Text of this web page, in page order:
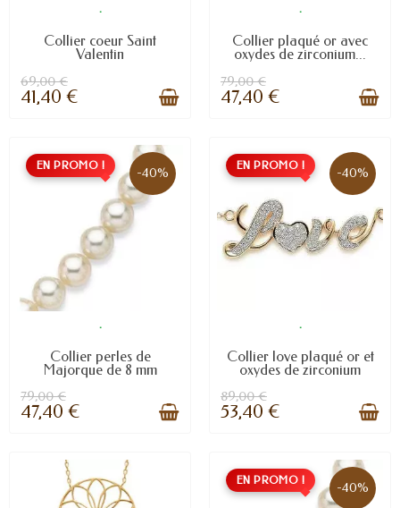
.
Collier coeur Saint
Valentin
69,00 €
41,40 €
.
Collier plaqué or avec
oxydes de zirconium...
79,00 €
47,40 €
EN PROMO ! -40%
.
Collier perles de
Majorque de 8 mm
79,00 €
47,40 €
EN PROMO ! -40%
.
Collier love plaqué or et
oxydes de zirconium
89,00 €
53,40 €
EN PROMO ! -40%